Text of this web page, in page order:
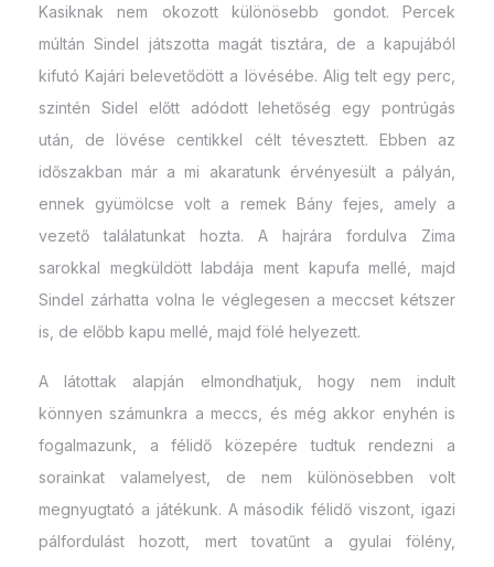
Kasiknak nem okozott különösebb gondot. Percek
múltán Sindel játszotta magát tisztára, de a kapujából
kifutó Kajári belevetődött a lövésébe. Alig telt egy perc,
szintén Sidel előtt adódott lehetőség egy pontrúgás
után, de lövése centikkel célt tévesztett. Ebben az
időszakban már a mi akaratunk érvényesült a pályán,
ennek gyümölcse volt a remek Bány fejes, amely a
vezető találatunkat hozta. A hajrára fordulva Zima
sarokkal megküldött labdája ment kapufa mellé, majd
Sindel zárhatta volna le véglegesen a meccset kétszer
is, de előbb kapu mellé, majd fölé helyezett.
A látottak alapján elmondhatjuk, hogy nem indult
könnyen számunkra a meccs, és még akkor enyhén is
fogalmazunk, a félidő közepére tudtuk rendezni a
sorainkat valamelyest, de nem különösebben volt
megnyugtató a játékunk. A második félidő viszont, igazi
pálfordulást hozott, mert tovatűnt a gyulai fölény,